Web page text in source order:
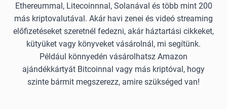
Ethereummal, Litecoinnnal, Solanával és több mint 200
más kriptovalutával. Akár havi zenei és videó streaming
előfizetéseket szeretnél fedezni, akár háztartási cikkeket,
kütyüket vagy könyveket vásárolnál, mi segítünk.
Például könnyedén vásárolhatsz Amazon
ajándékkártyát Bitcoinnal vagy más kriptóval, hogy
szinte bármit megszerezz, amire szükséged van!